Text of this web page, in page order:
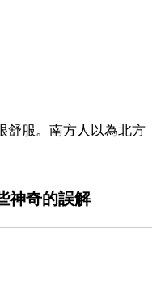
舒服。南方人以為北方
神奇的誤解